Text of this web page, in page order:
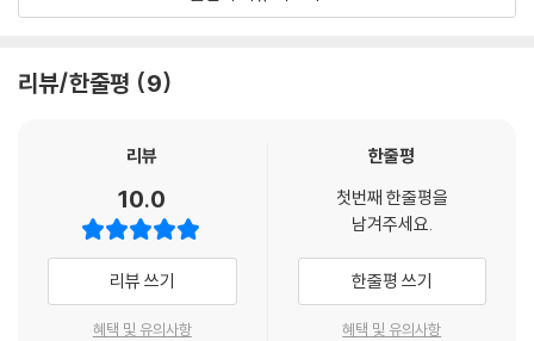
똥손임을 부끄러워하지 않고, 아이들의 짓궂은 장난도 척척 받아넘깁니다.
들 수도 없을 거예요. 하지만 똥손이라 남들보다 느리고 잘 못 해도, 내가
구도 잘했고요. 사람이 모든 일을 다 잘할 순 없잖아요.
--- p.71
종이접기를 잘하는 친구, 공기놀이를 잘하는 친구가 있듯, 힘 센 자신은 피
구를 잘한다는 사실을 깨달으며, 모든 것을 다 잘할 수 없음을 인정하고 자
리뷰/한줄평 9
리뷰
10.0
리뷰 쓰기
혜택 및 유의사항
한줄평
첫번째 한줄평을
남겨주세요.
한줄평 쓰기
혜택 및 유의사항